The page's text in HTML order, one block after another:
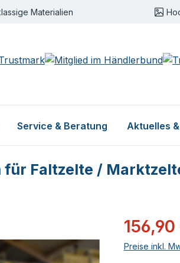
Materialien
Service & Beratung Aktuelles
für Faltzelte /
Preise inkl.